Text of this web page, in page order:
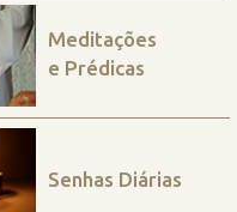
Meditações
e Prédicas
Senhas Diárias